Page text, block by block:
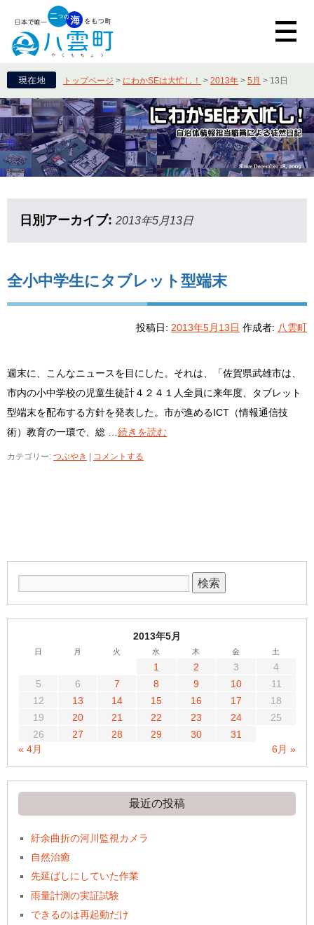
トップページ > にわかSEは大忙し！ > 2013年 > 5月 > 13日
日別アーカイブ: 2013年5月13日
全小中学生にタブレット型端末
投稿日: 2013年5月13日 作成者: 八雲町
週末に、こんなニュースを目にした。それは、「佐賀県武雄市は、
市内の小中学校の児童生徒計４２４１人全員に来年度、タブレット
型端末を配布する方針を発表した。市が進めるICT（情報通信技
術）教育の一環で、総 … 続きを読む
カテゴリー: つぶやき コメントする
2013年5月
日 月 火 水 木 金 土
1 2 3
4
5
6 7 8 9 10
11
12
13 14 15 16 17
18
19
20 21 22 23 24
25
26
27 28 29 30
31
« 4月
6月 »
最近の投稿
紆余曲折の河川監視カメラ
自然治癒
先延ばしにしていた作業
雨量計測の実証試験
できるのは再起動だけ